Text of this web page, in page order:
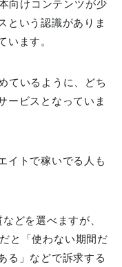
向けコンテンツが少
という認識がありま
います。
ているように、どち
ービスとなっていま
イトで稼いでる人も
どを選べますが、
と「使わない期間だ
る」などで訴求する